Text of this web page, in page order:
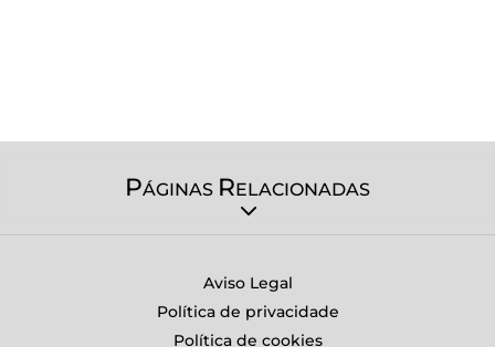
PÁGINAS RELACIONADAS
Aviso Legal
Política de privacidade
Política de cookies